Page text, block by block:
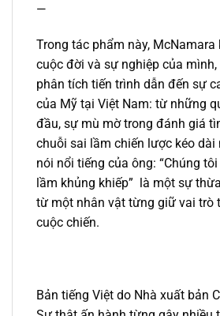
—
Trong tác phẩm này, McNamara
cuộc đời và sự nghiệp của
phân tích tiến trình dẫn đến sự
của Mỹ tại Việt Nam: từ những
đầu, sự mù mờ trong đánh giá
chuỗi sai lầm chiến lược kéo dài
nói nổi tiếng của ông: “Chúng
lầm khủng khiếp” là một sự
từ một nhân vật từng giữ vai trò
cuộc chiến.
Bản tiếng Việt do Nhà xuất bản